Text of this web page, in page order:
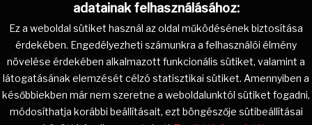
adatainak felhasználásához:
Ez a weboldal sütiket használ az oldal működésének biztosítása
érdekében. Engedélyezheti számunkra a felhasználói élmény
növelése érdekében alkalmazott funkcionális sütiket, valamint a
látogatásának elemzését célzó statisztikai sütiket. Amennyiben a
későbbiekben már nem szeretne a weboldalunktól sütiket fogadni,
módosíthatja korábbi beállításait, ezt böngészője sütibeállításai
Copyright © 2026 Szentgotthárdi Honismereti Klub. Minden jog
fenntartva. Az oldalt tervezte:Csilinkó Gábor.
A
Joomla! a GNU Általános Nyilvános Licenc
alatt kiadott szabad